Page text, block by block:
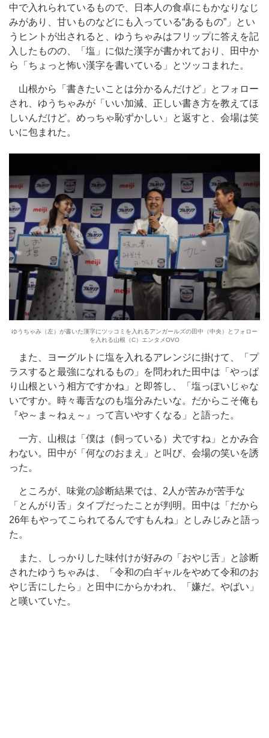
中で入れられているもので、日本人の食卓にもかなりなじ
みがあり、甘いものなどにも入っている“あるもの”」とい
うヒントが出されると、ゆうちゃみはフリップに答えを記
入したものの、「塩」に似た漢字が書かれており、田中か
ら「ちょっと怖い漢字を書いている」とツッコまれた。
山根から「書きたいことは分かるんだけど」とフォロー
され、ゆうちゃみが「いい加減、正しい書き方を教えてほ
しいんだけど。めっちゃ恥ずかしい」と返すと、会場は笑
いに包まれた。
ゆうちゃみ（左）が書いた漢字にツッコミを入れるアンガールズの田中（中央）とフォロー
を入れる山根（C）エンタメOVO
また、ヨーグルトに塩を入れるアレンジに掛けて、「プ
ラスすると最強になれるもの」を問われた田中は「やっぱ
り山根という相方ですかね」と即答し、「塩っぽいじゃな
いですか。時々毒舌なのも塩分みたいな。だからこそ俺も
『や～ま～ねぇ～』って言いやすくなる」と語った。
一方、山根は「僕は（飼っている）犬ですね」とかみ合
わない。田中が「何なのおまえ」と叫び、会場の笑いを誘
った。
ところが、味覚の診断結果では、2人が苦みが苦手な
「とんがり舌」タイプだったことが判明。田中は「だから
26年もやってこられてるんですもんね」としみじみと語っ
た。
また、しっかりした味付けが好みの「おやじ舌」と診断
されたゆうちゃみは、「令和の白ギャルをやめて令和のお
やじ舌にしたら」と田中にからかわれ、「嫌だ。やばい」
と嘆いていた。